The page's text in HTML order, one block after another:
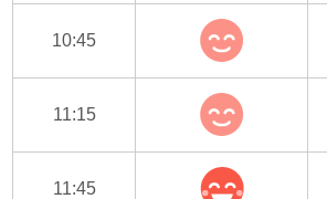
10:45
11:15
11:45